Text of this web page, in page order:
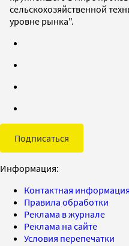
сельскохозяйственной
уровне рынка".
Подписаться
Информация:
Контактная информация
Правила обработки
Реклама в журнале
Реклама на сайте
Условия перепечатки